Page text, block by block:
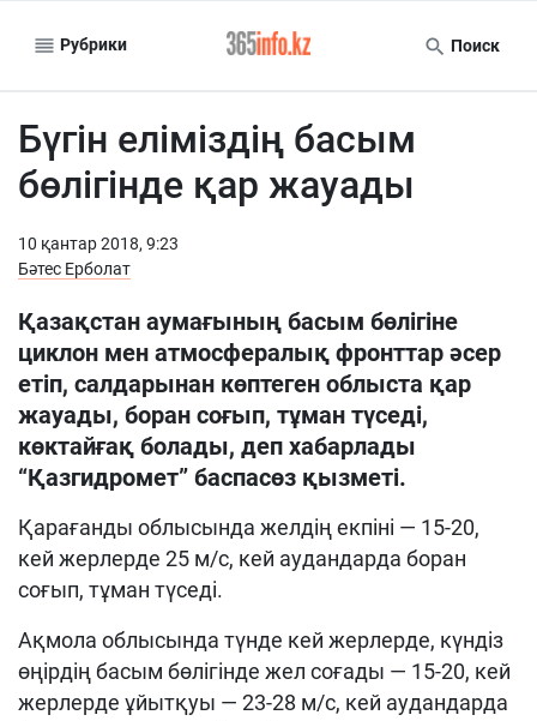
Рубрики Поиск
Бүгін еліміздің басым
бөлігінде қар жауады
10 қантар 2018, 9:23
Бәтес Ерболат
Қазақстан аумағының басым бөлігіне
циклон мен атмосфералық фронттар әсер
етіп, салдарынан көптеген облыста қар
жауады, боран соғып, тұман түседі,
көктайғақ болады, деп хабарлады
“Қазгидромет” баспасөз қызметі.
Қарағанды облысында желдің екпіні — 15-20,
кей жерлерде 25 м/с, кей аудандарда боран
соғып, тұман түседі.
Ақмола облысында түнде кей жерлерде, күндіз
өңірдің басым бөлігінде жел соғады — 15-20, кей
жерлерде ұйытқуы — 23-28 м/с, кей аудандарда